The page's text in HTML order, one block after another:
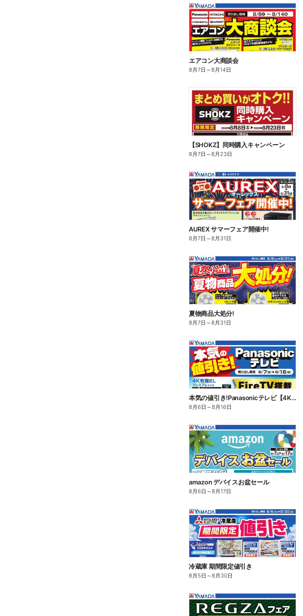
エアコン大商談会
8月7日 ～8月14日
【SHOKZ】同時購入キャンペーン
8月7日 ～8月23日
AUREX サマーフェア開催中!
8月7日 ～8月31日
夏物商品大処分!
8月7日 ～8月31日
本気の値引き!Panasonicテレビ【4K有機EL】
8月6日 ～8月16日
amazon デバイスお盆セール
8月6日 ～8月17日
冷蔵庫 期間限定値引き
8月5日 ～8月30日